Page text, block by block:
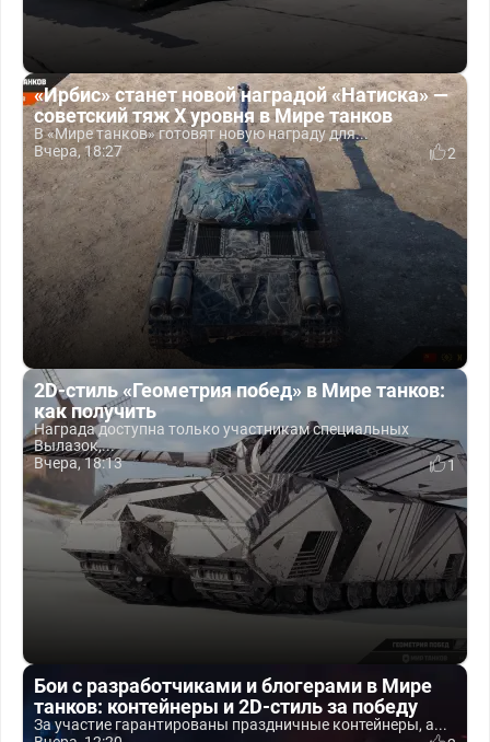
«Ирбис» станет новой наградой «Натиска» —
советский тяж X уровня в Мире танков
В «Мире танков» готовят новую награду для...
Вчера, 18:27
2
2D-стиль «Геометрия побед» в Мире танков:
как получить
Награда доступна только участникам специальных
Вылазок,...
Вчера, 18:13
1
Бои с разработчиками и блогерами в Мире
танков: контейнеры и 2D-стиль за победу
За участие гарантированы праздничные контейнеры, а...